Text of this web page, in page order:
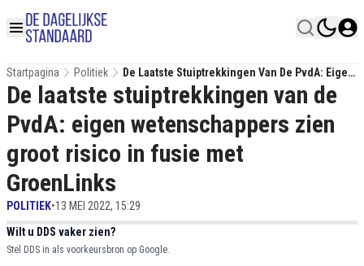
Startpagina Politiek
De Laatste Stuiptrekkingen Van De PvdA: Eigen
Wetenschappers Zien Groot Risico In Fusie Met
GroenLinks
De laatste stuiptrekkingen van de
PvdA: eigen wetenschappers zien
groot risico in fusie met
GroenLinks
POLITIEK•13 MEI 2022, 15:29
Wilt u DDS vaker zien?
Stel DDS in als voorkeursbron op Google.